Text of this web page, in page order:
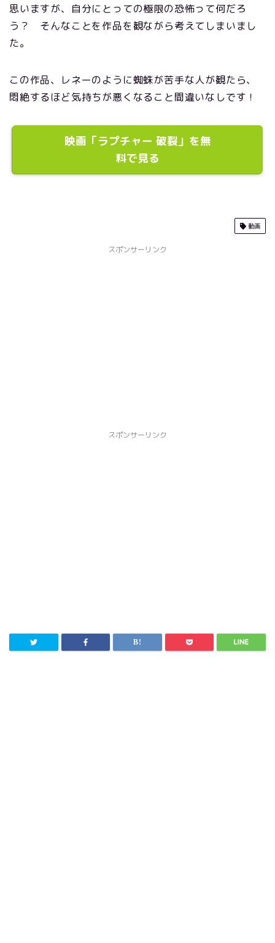
思いますが、自分にとっての極限の恐怖って何だろ
う？ そんなことを作品を観ながら考えてしまいまし
た。
この作品、レネーのように蜘蛛が苦手な人が観たら、
悶絶するほど気持ちが悪くなること間違いなしです！
映画「ラプチャー 破裂」を無
料で見る
動画
スポンサーリンク
スポンサーリンク